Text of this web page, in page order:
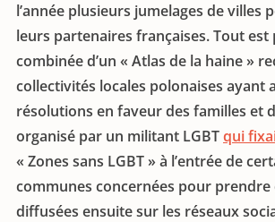
l’année plusieurs jumelages de villes
leurs partenaires françaises. Tout est
combinée d’un « Atlas de la haine »
collectivités locales polonaises ayant
résolutions en faveur des familles et
organisé par un militant LGBTqui
« Zones sans LGBT » à l’entrée de
communes concernées pour prendre
diffusées ensuite sur les réseaux